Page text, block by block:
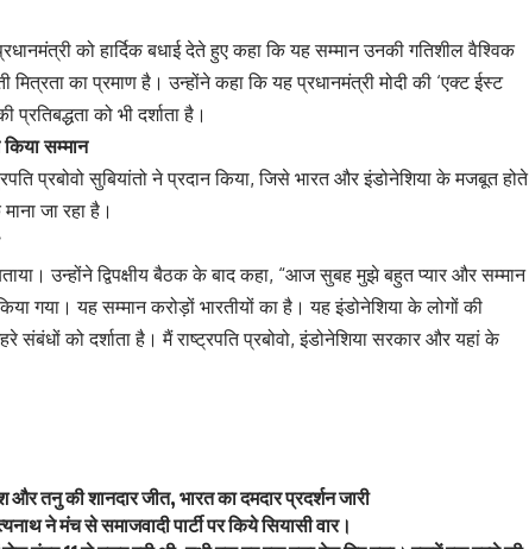
को हार्दिक बधाई देते हुए कहा कि यह सम्मान उनकी गतिशील वैश्विक
मित्रता का प्रमाण है। उन्होंने कहा कि यह प्रधानमंत्री मोदी की ‘एक्ट ईस्ट
को भी दर्शाता है।
किया सम्मान
प्रबोवो सुबियांतो ने प्रदान किया, जिसे भारत और इंडोनेशिया के मजबूत होते
जा रहा है।
उन्होंने द्विपक्षीय बैठक के बाद कहा, “आज सुबह मुझे बहुत प्यार और सम्मान
गया। यह सम्मान करोड़ों भारतीयों का है। यह इंडोनेशिया के लोगों की
संबंधों को दर्शाता है। मैं राष्ट्रपति प्रबोवो, इंडोनेशिया सरकार और यहां के
तनु की शानदार जीत, भारत का दमदार प्रदर्शन जारी
ने मंच से समाजवादी पार्टी पर किये सियासी वार।